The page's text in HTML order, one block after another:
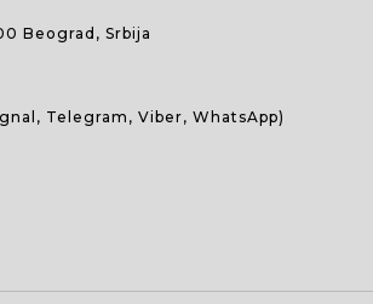
Beograd, Srbija
Telegram, Viber, WhatsApp)